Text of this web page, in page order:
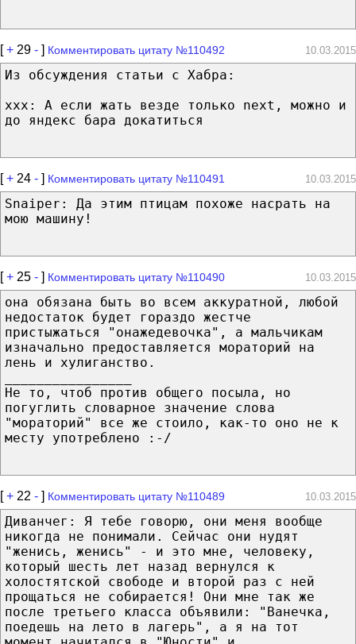
[+ 29 - ] Комментировать цитату №110492 10.03.2015
Из обсуждения статьи с Хабра:
xxx: А если жать везде только next, можно и
до яндекс бара докатиться
[+ 24 - ] Комментировать цитату №110491 10.03.2015
Snaiper: Да этим птицам похоже насрать на
мою машину!
[+ 25 - ] Комментировать цитату №110490 10.03.2015
она обязана быть во всем аккуратной, любой
недостаток будет гораздо жестче
пристыжаться "онажедевочка", а мальчикам
изначально предоставляется мораторий на
лень и хулиганство.
Не то, чтоб против общего посыла, но
погуглить словарное значение слова
"мораторий" все же стоило, как-то оно не к
месту употреблено :-/
[+ 22 - ] Комментировать цитату №110489 10.03.2015
Диванчег: Я тебе говорю, они меня вообще
никогда не понимали. Сейчас они нудят
"женись, женись" - и это мне, человеку,
который шесть лет назад вернулся к
холостятской свободе и второй раз с ней
прощаться не собирается! Они мне так же
после третьего класса объявили: "Ванечка,
поедешь на лето в лагерь", а я на тот